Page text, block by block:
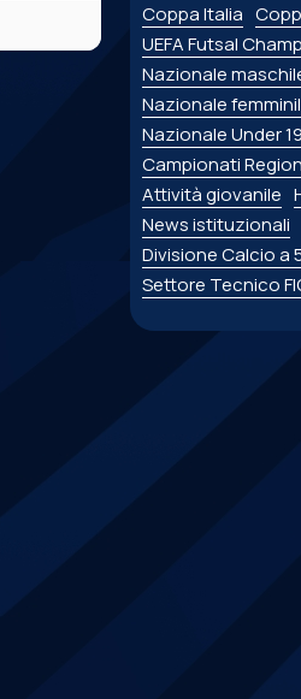
Coppa Italia
UEFA Futsal
Nazionale
Nazionale
Nazionale Under 19
Campionati
Attività giovanile
News istituzionali
Divisione Calcio a
Settore Tecnico